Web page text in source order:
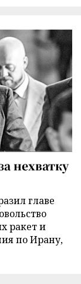
нехватку
главе
ракет и
по Ирану,